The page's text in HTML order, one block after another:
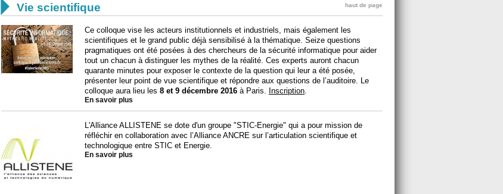
 Vie scientifique haut de page
Ce colloque vise les acteurs institutionnels et industriels, mais également les
scientifiques et le grand public déjà sensibilisé à la thématique. Seize questions
pragmatiques ont été posées à des chercheurs de la sécurité informatique pour aider
tout un chacun à distinguer les mythes de la réalité. Ces experts auront chacun
quarante minutes pour exposer le contexte de la question qui leur a été posée,
présenter leur point de vue scientifique et répondre aux questions de l’auditoire. Le
colloque aura lieu les 8 et 9 décembre 2016 à Paris. Inscription
En savoir plus
L'Alliance ALLISTENE se dote d'un groupe "STIC-Energie" qui a pour mission de
réfléchir en collaboration avec l’Alliance ANCRE sur l’articulation scientifique et
technologique entre STIC et Energie.
En savoir plus